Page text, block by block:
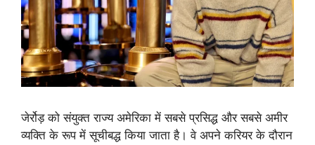
जेर्रोड़ को संयुक्त राज्य अमेरिका में सबसे प्रसिद्ध और सबसे अमीर
व्यक्ति के रूप में सूचीबद्ध किया जाता है। वे अपने करियर के दौरान